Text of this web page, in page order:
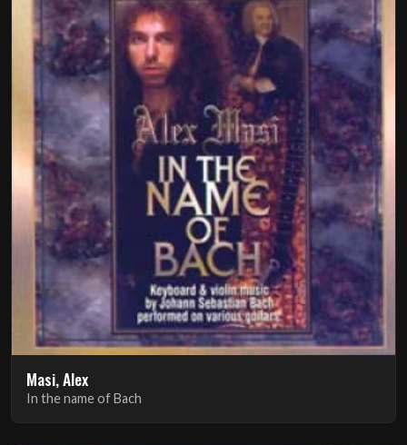
Masi, Alex
In the name of Bach